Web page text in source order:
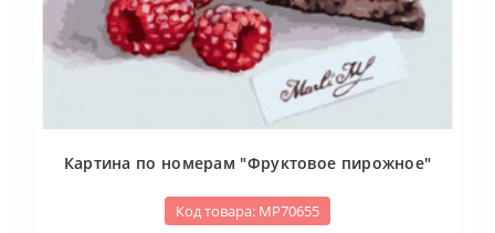
Картина по номерам "Фруктовое пирожное"
Код товара: МР70655